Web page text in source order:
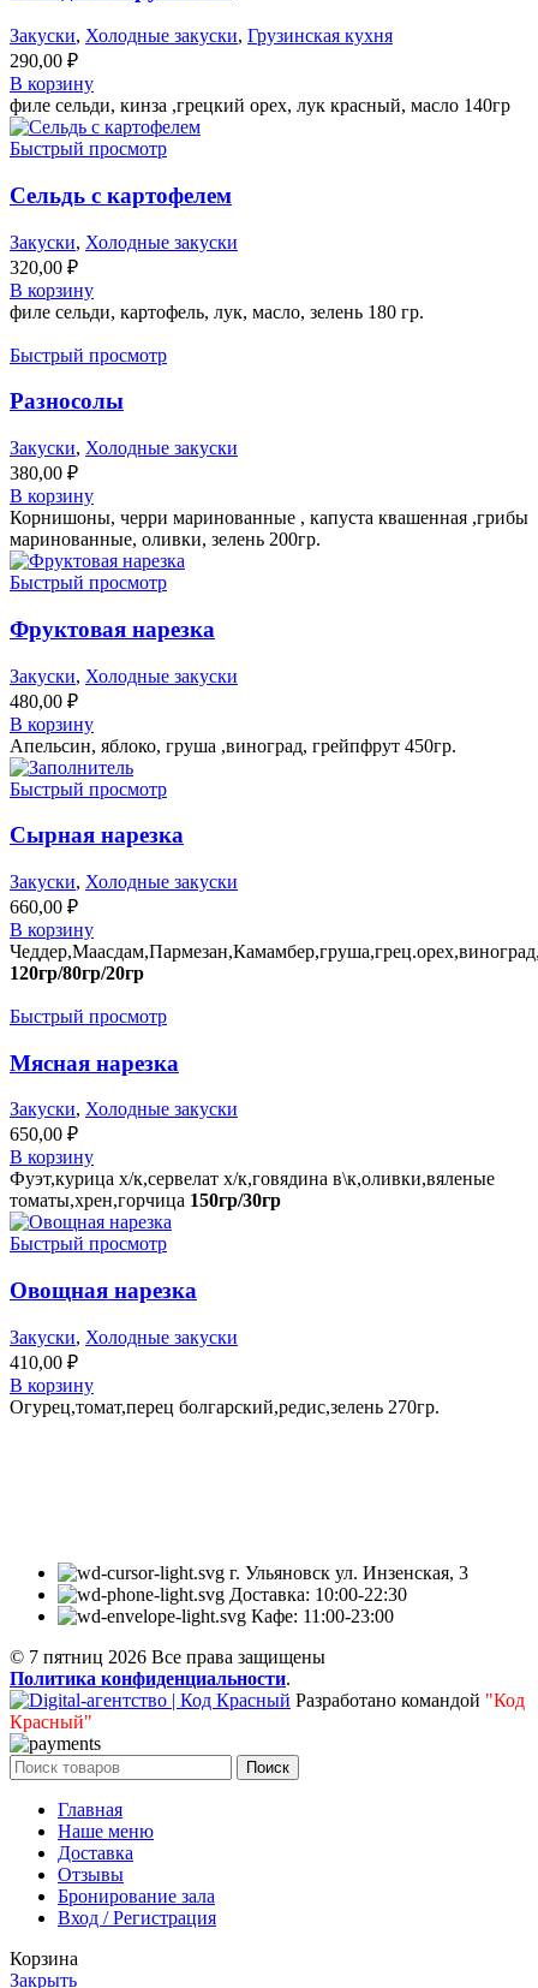
Закуски, Холодные закуски, Грузинская кухня
290,00 ₽
В корзину
филе сельди, кинза ,грецкий орех, лук красный, масло 140гр
Быстрый просмотр
Сельдь с картофелем
Закуски, Холодные закуски
320,00 ₽
В корзину
филе сельди, картофель, лук, масло, зелень 180 гр.
Быстрый просмотр
Разносолы
Закуски, Холодные закуски
380,00 ₽
В корзину
Корнишоны, черри маринованные , капуста квашенная ,грибы
маринованные, оливки, зелень 200гр.
Быстрый просмотр
Фруктовая нарезка
Закуски, Холодные закуски
480,00 ₽
В корзину
Апельсин, яблоко, груша ,виноград, грейпфрут 450гр.
Быстрый просмотр
Сырная нарезка
Закуски, Холодные закуски
660,00 ₽
В корзину
120гр/80гр/20гр
Быстрый просмотр
Мясная нарезка
Закуски, Холодные закуски
650,00 ₽
В корзину
Фуэт,курица х/к,сервелат х/к,говядина в\к,оливки,вяленые
томаты,хрен,горчица 150гр/30гр
Быстрый просмотр
Овощная нарезка
Закуски, Холодные закуски
410,00 ₽
В корзину
Огурец,томат,перец болгарский,редис,зелень 270гр.
г. Ульяновск ул. Инзенская, 3
Доставка: 10:00-22:30
Кафе: 11:00-23:00
© 7 пятниц 2026 Все права защищены
Политика конфиденциальности.
Разработано командой "Код
Красный"
Поиск
Главная
Наше меню
Доставка
Отзывы
Бронирование зала
Вход / Регистрация
Корзина
Закрыть